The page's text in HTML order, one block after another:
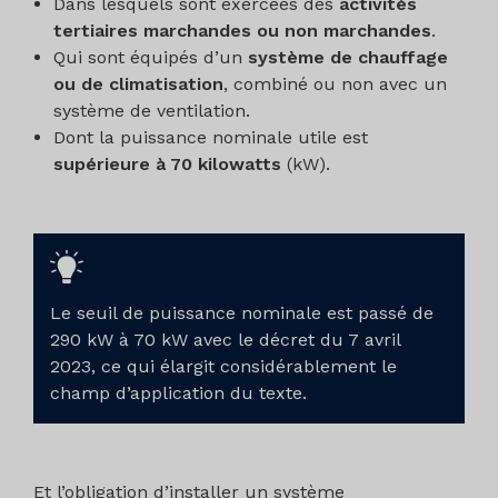
tertiaires marchandes ou non marchandes.
Qui sont équipés d’un système de chauffage
ou de climatisation, combiné ou non avec un
système de ventilation.
Dont la puissance nominale utile est
supérieure à 70 kilowatts (kW).
Le seuil de puissance nominale est passé de
290 kW à 70 kW avec le décret du 7 avril
2023, ce qui élargit considérablement le
champ d’application du texte.
Et l’obligation d’installer un système